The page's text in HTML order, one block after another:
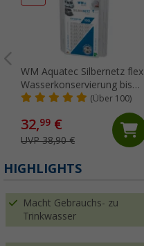
WM Aquatec Silbernetz flex
Wasserkonservierung bis
100 Liter Tankgröße(Über 100)
32,99 €
UVP 38,90 €
HIGHLIGHTS
Macht Gebrauchs- zu
Trinkwasser